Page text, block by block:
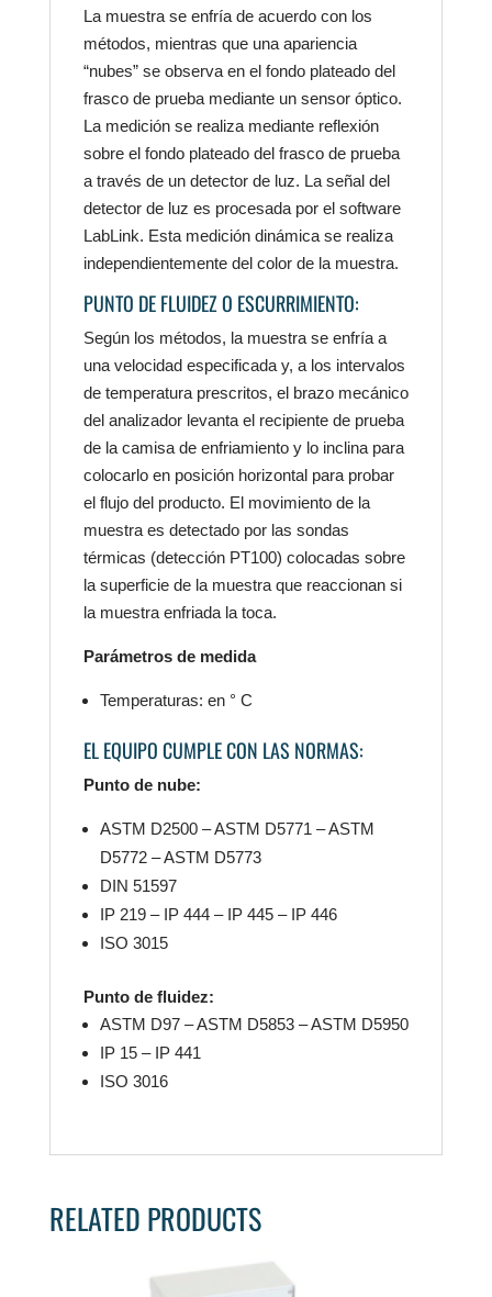
La muestra se enfría de acuerdo con los
métodos, mientras que una apariencia
“nubes” se observa en el fondo plateado del
frasco de prueba mediante un sensor óptico.
La medición se realiza mediante reflexión
sobre el fondo plateado del frasco de prueba
a través de un detector de luz. La señal del
detector de luz es procesada por el software
LabLink. Esta medición dinámica se realiza
independientemente del color de la muestra.
PUNTO DE FLUIDEZ O ESCURRIMIENTO:
Según los métodos, la muestra se enfría a
una velocidad especificada y, a los intervalos
de temperatura prescritos, el brazo mecánico
del analizador levanta el recipiente de prueba
de la camisa de enfriamiento y lo inclina para
colocarlo en posición horizontal para probar
el flujo del producto. El movimiento de la
muestra es detectado por las sondas
térmicas (detección PT100) colocadas sobre
la superficie de la muestra que reaccionan si
la muestra enfriada la toca.
Parámetros de medida
Temperaturas: en ° C
EL EQUIPO CUMPLE CON LAS NORMAS:
Punto de nube:
ASTM D2500 – ASTM D5771 – ASTM
D5772 – ASTM D5773
DIN 51597
IP 219 – IP 444 – IP 445 – IP 446
ISO 3015
Punto de fluidez:
ASTM D97 – ASTM D5853 – ASTM D5950
IP 15 – IP 441
ISO 3016
RELATED PRODUCTS